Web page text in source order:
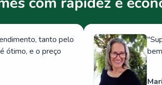
tanto pelo
ótimo, e o preço
"